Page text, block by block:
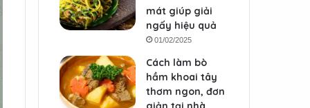
mát giúp giải
ngấy hiệu quả
01/02/2025
Cách làm bò
hầm khoai tây
thơm ngon, đơn